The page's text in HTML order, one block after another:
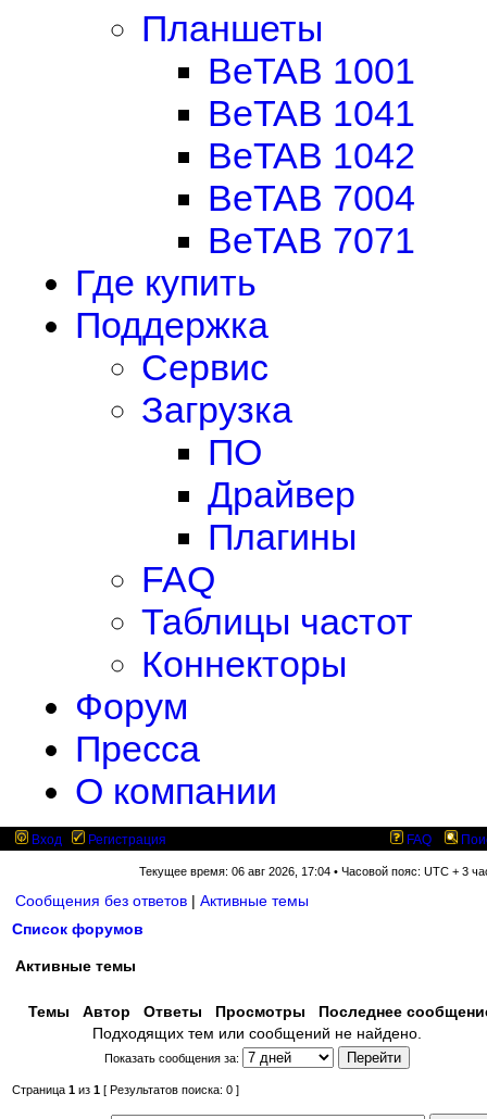
Планшеты
BeTAB 1001
BeTAB 1041
BeTAB 1042
BeTAB 7004
BeTAB 7071
Где купить
Поддержка
Сервис
Загрузка
ПО
Драйвер
Плагины
FAQ
Таблицы частот
Коннекторы
Форум
Пресса
О компании
Вход Регистрация FAQ
Текущее время: 06 авг 2026, 17:04 • Часовой пояс: UTC + 3
Сообщения без ответов | Активные темы
Список форумов
Активные темы
Темы Автор Ответы Просмотры
Последнее
Подходящих тем или сообщений не найдено.
Показать сообщения за:
Страница 1 из 1 [ Результатов поиска: 0 ]